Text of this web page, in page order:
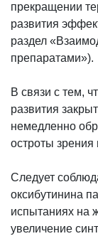
прекращении
развития
раздел
препаратами»).
В связи с тем,
развития
немедленно
остроты зрения
Следует
оксибутинина
испытаниях на
увеличение